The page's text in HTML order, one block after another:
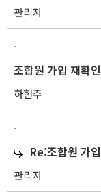
관리자
-
조합원 가입 재확
하헌주
-
Re:조합원 가
관리자